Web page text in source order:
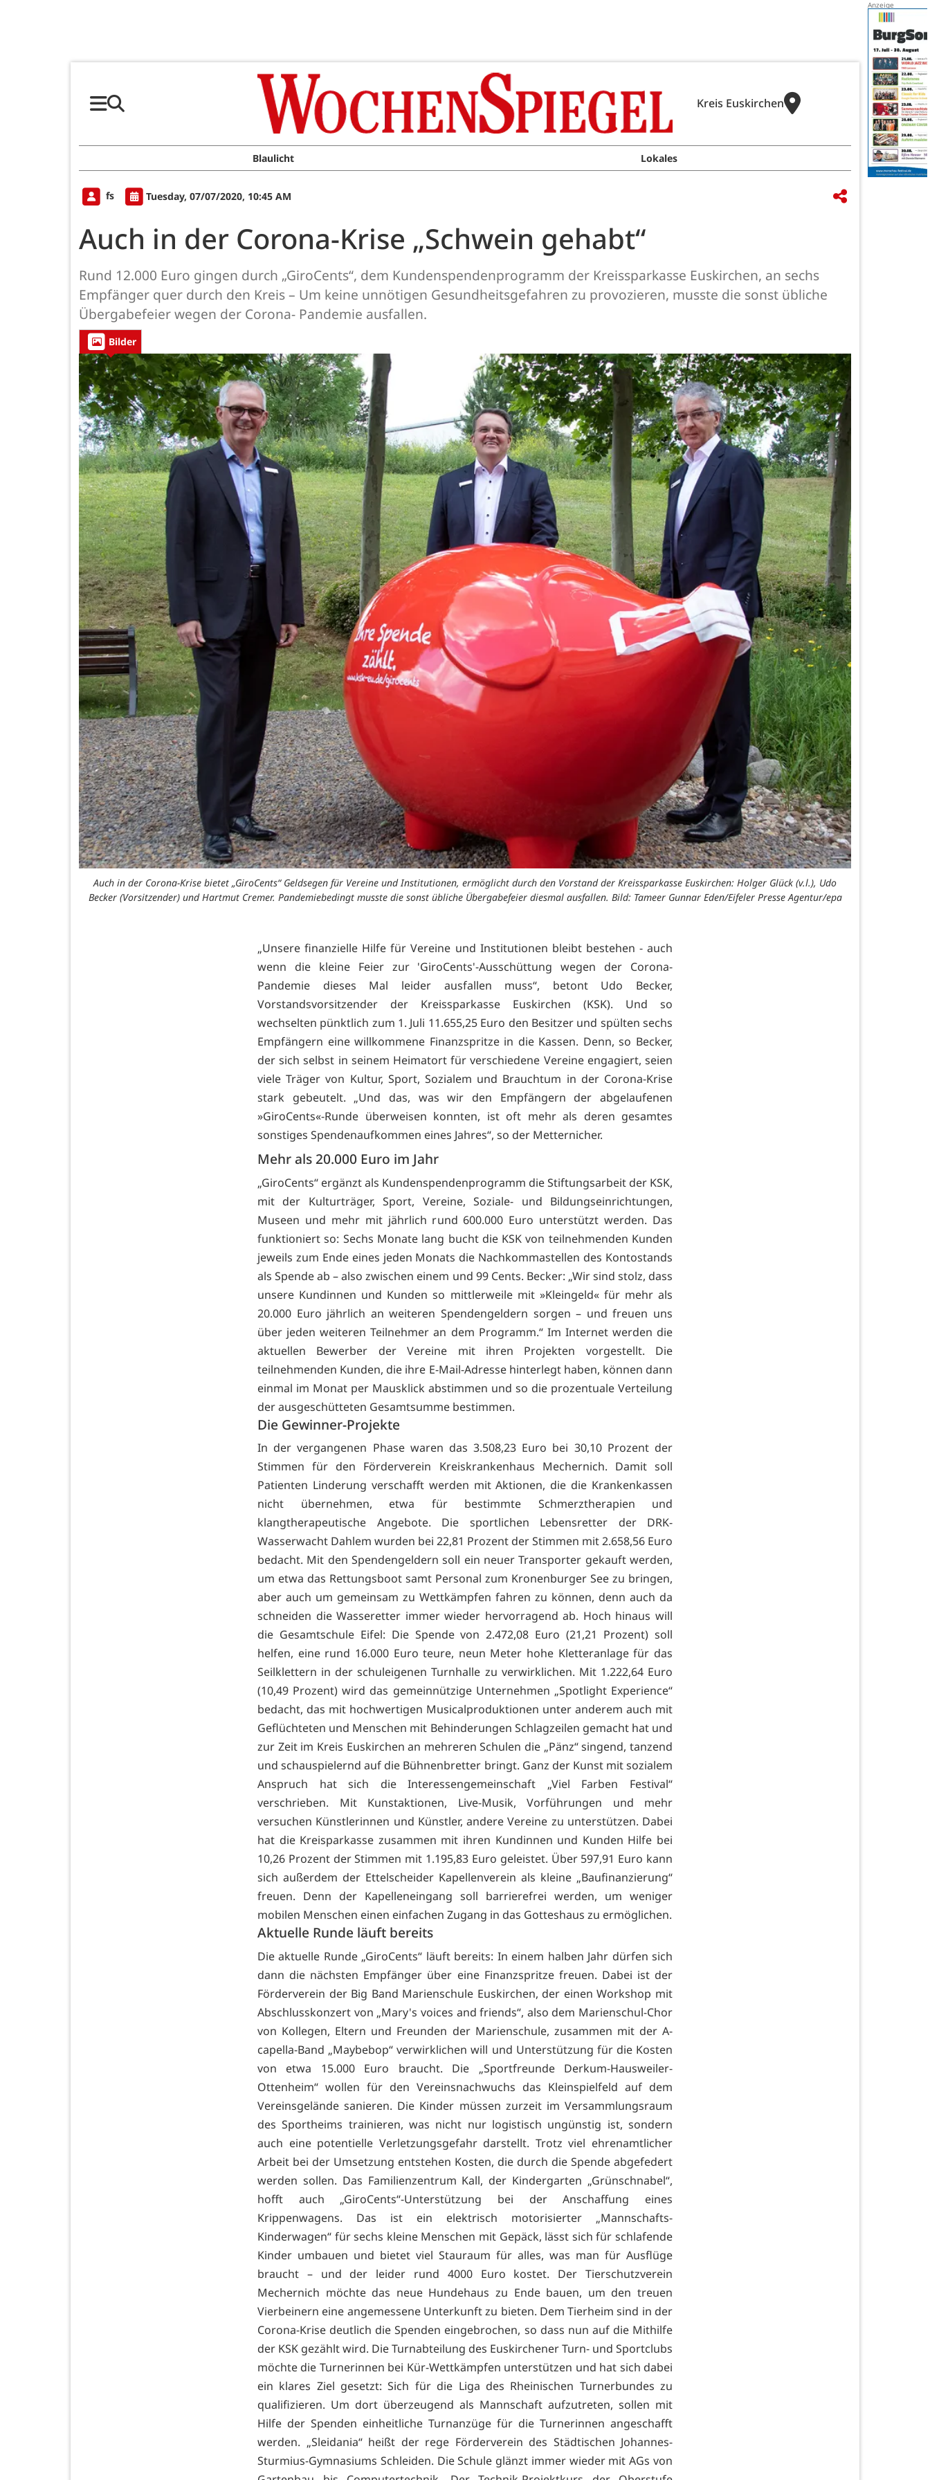
Kreis Euskirchen
Blaulicht Lokales
fs Tuesday, 07/07/2020, 10:45 AM
Auch in der Corona-Krise „Schwein gehabt“
Rund 12.000 Euro gingen durch „GiroCents“, dem Kundenspendenprogramm der Kreissparkasse Euskirchen, an sechs
Empfänger quer durch den Kreis – Um keine unnötigen Gesundheitsgefahren zu provozieren, musste die sonst übliche
Übergabefeier wegen der Corona- Pandemie ausfallen.
Bilder
Auch in der Corona-Krise bietet „GiroCents“ Geldsegen für Vereine und Institutionen, ermöglicht durch den Vorstand der Kreissparkasse Euskirchen: Holger Glück (v.l.), Udo
Becker (Vorsitzender) und Hartmut Cremer. Pandemiebedingt musste die sonst übliche Übergabefeier diesmal ausfallen. Bild: Tameer Gunnar Eden/Eifeler Presse Agentur/epa
„Unsere finanzielle Hilfe für Vereine und Institutionen bleibt bestehen - auch
wenn die kleine Feier zur 'GiroCents'-Ausschüttung wegen der Corona-
Pandemie dieses Mal leider ausfallen muss“, betont Udo Becker,
Vorstandsvorsitzender der Kreissparkasse Euskirchen (KSK). Und so
wechselten pünktlich zum 1. Juli 11.655,25 Euro den Besitzer und spülten sechs
Empfängern eine willkommene Finanzspritze in die Kassen. Denn, so Becker,
der sich selbst in seinem Heimatort für verschiedene Vereine engagiert, seien
viele Träger von Kultur, Sport, Sozialem und Brauchtum in der Corona-Krise
stark gebeutelt. „Und das, was wir den Empfängern der abgelaufenen
»GiroCents«-Runde überweisen konnten, ist oft mehr als deren gesamtes
sonstiges Spendenaufkommen eines Jahres“, so der Metternicher.
Mehr als 20.000 Euro im Jahr
„GiroCents“ ergänzt als Kundenspendenprogramm die Stiftungsarbeit der KSK,
mit der Kulturträger, Sport, Vereine, Soziale- und Bildungseinrichtungen,
Museen und mehr mit jährlich rund 600.000 Euro unterstützt werden. Das
funktioniert so: Sechs Monate lang bucht die KSK von teilnehmenden Kunden
jeweils zum Ende eines jeden Monats die Nachkommastellen des Kontostands
als Spende ab – also zwischen einem und 99 Cents. Becker: „Wir sind stolz, dass
unsere Kundinnen und Kunden so mittlerweile mit »Kleingeld« für mehr als
20.000 Euro jährlich an weiteren Spendengeldern sorgen – und freuen uns
über jeden weiteren Teilnehmer an dem Programm.“ Im Internet werden die
aktuellen Bewerber der Vereine mit ihren Projekten vorgestellt. Die
teilnehmenden Kunden, die ihre E-Mail-Adresse hinterlegt haben, können dann
einmal im Monat per Mausklick abstimmen und so die prozentuale Verteilung
der ausgeschütteten Gesamtsumme bestimmen.
Die Gewinner-Projekte
In der vergangenen Phase waren das 3.508,23 Euro bei 30,10 Prozent der
Stimmen für den Förderverein Kreiskrankenhaus Mechernich. Damit soll
Patienten Linderung verschafft werden mit Aktionen, die die Krankenkassen
nicht übernehmen, etwa für bestimmte Schmerztherapien und
klangtherapeutische Angebote. Die sportlichen Lebensretter der DRK-
Wasserwacht Dahlem wurden bei 22,81 Prozent der Stimmen mit 2.658,56 Euro
bedacht. Mit den Spendengeldern soll ein neuer Transporter gekauft werden,
um etwa das Rettungsboot samt Personal zum Kronenburger See zu bringen,
aber auch um gemeinsam zu Wettkämpfen fahren zu können, denn auch da
schneiden die Wasseretter immer wieder hervorragend ab. Hoch hinaus will
die Gesamtschule Eifel: Die Spende von 2.472,08 Euro (21,21 Prozent) soll
helfen, eine rund 16.000 Euro teure, neun Meter hohe Kletteranlage für das
Seilklettern in der schuleigenen Turnhalle zu verwirklichen. Mit 1.222,64 Euro
(10,49 Prozent) wird das gemeinnützige Unternehmen „Spotlight Experience“
bedacht, das mit hochwertigen Musicalproduktionen unter anderem auch mit
Geflüchteten und Menschen mit Behinderungen Schlagzeilen gemacht hat und
zur Zeit im Kreis Euskirchen an mehreren Schulen die „Pänz“ singend, tanzend
und schauspielernd auf die Bühnenbretter bringt. Ganz der Kunst mit sozialem
Anspruch hat sich die Interessengemeinschaft „Viel Farben Festival“
verschrieben. Mit Kunstaktionen, Live-Musik, Vorführungen und mehr
versuchen Künstlerinnen und Künstler, andere Vereine zu unterstützen. Dabei
hat die Kreisparkasse zusammen mit ihren Kundinnen und Kunden Hilfe bei
10,26 Prozent der Stimmen mit 1.195,83 Euro geleistet. Über 597,91 Euro kann
sich außerdem der Ettelscheider Kapellenverein als kleine „Baufinanzierung“
freuen. Denn der Kapelleneingang soll barrierefrei werden, um weniger
mobilen Menschen einen einfachen Zugang in das Gotteshaus zu ermöglichen.
Aktuelle Runde läuft bereits
Die aktuelle Runde „GiroCents“ läuft bereits: In einem halben Jahr dürfen sich
dann die nächsten Empfänger über eine Finanzspritze freuen. Dabei ist der
Förderverein der Big Band Marienschule Euskirchen, der einen Workshop mit
Abschlusskonzert von „Mary's voices and friends“, also dem Marienschul-Chor
von Kollegen, Eltern und Freunden der Marienschule, zusammen mit der A-
capella-Band „Maybebop“ verwirklichen will und Unterstützung für die Kosten
von etwa 15.000 Euro braucht. Die „Sportfreunde Derkum-Hausweiler-
Ottenheim“ wollen für den Vereinsnachwuchs das Kleinspielfeld auf dem
Vereinsgelände sanieren. Die Kinder müssen zurzeit im Versammlungsraum
des Sportheims trainieren, was nicht nur logistisch ungünstig ist, sondern
auch eine potentielle Verletzungsgefahr darstellt. Trotz viel ehrenamtlicher
Arbeit bei der Umsetzung entstehen Kosten, die durch die Spende abgefedert
werden sollen. Das Familienzentrum Kall, der Kindergarten „Grünschnabel“,
hofft auch „GiroCents“-Unterstützung bei der Anschaffung eines
Krippenwagens. Das ist ein elektrisch motorisierter „Mannschafts-
Kinderwagen“ für sechs kleine Menschen mit Gepäck, lässt sich für schlafende
Kinder umbauen und bietet viel Stauraum für alles, was man für Ausflüge
braucht – und der leider rund 4000 Euro kostet. Der Tierschutzverein
Mechernich möchte das neue Hundehaus zu Ende bauen, um den treuen
Vierbeinern eine angemessene Unterkunft zu bieten. Dem Tierheim sind in der
Corona-Krise deutlich die Spenden eingebrochen, so dass nun auf die Mithilfe
der KSK gezählt wird. Die Turnabteilung des Euskirchener Turn- und Sportclubs
möchte die Turnerinnen bei Kür-Wettkämpfen unterstützen und hat sich dabei
ein klares Ziel gesetzt: Sich für die Liga des Rheinischen Turnerbundes zu
qualifizieren. Um dort überzeugend als Mannschaft aufzutreten, sollen mit
Hilfe der Spenden einheitliche Turnanzüge für die Turnerinnen angeschafft
werden. „Sleidania“ heißt der rege Förderverein des Städtischen Johannes-
Sturmius-Gymnasiums Schleiden. Die Schule glänzt immer wieder mit AGs von